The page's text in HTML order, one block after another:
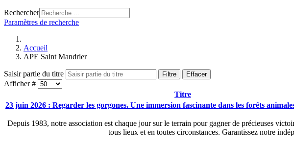
Rechercher
Paramètres de recherche
Accueil
APE Saint Mandrier
Saisir partie du titre Filtre Effacer
Afficher #
Titre
23 juin 2026 : Regarder les gorgones. Une immersion fascinante dans les forêts
Depuis 1983, notre association est chaque jour sur le terrain pour gagner de précieuses
tous lieux et en toutes circonstances. Garantissez notre